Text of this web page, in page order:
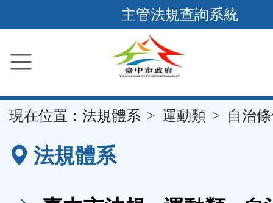
到
要
容
區
主管法規查詢系統
現在位置： 法規體系 運動類 自治
法規體系